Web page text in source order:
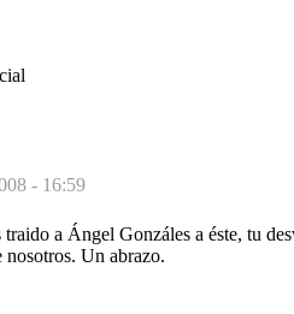
- 16:59
a Ángel Gonzáles a éste, tu
nosotros. Un abrazo.